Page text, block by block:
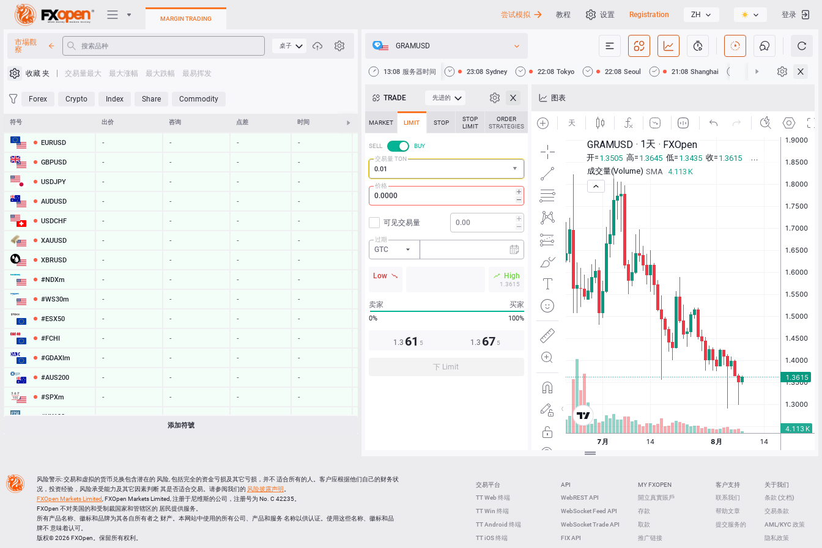
交易平台
Heatmap
MARGIN TRADING 尝试模拟 教程 设置 Registration ZH 登录
市場觀
察
桌子
收藏 夹 交易量最大 最大涨幅 最大跌幅 最易挥发
Forex Crypto Index Share Commodity
符号 出价 咨询 点差 时间 修改
EURUSD - - - -
GBPUSD - - - -
USDJPY - - - -
AUDUSD - - - -
USDCHF - - - -
XAUUSD - - - -
XBRUSD - - - -
#NDXm - - - -
#WS30m - - - -
#ESX50 - - - -
#FCHI - - - -
#GDAXIm - - - -
#AUS200 - - - -
#SPXm - - - -
#UK100
LTCUSD 45.567 45.653 86 13:08:51 -
XRPUSD 1.04105 1.04255 150
ETHUSD 1918.944 1919.386 442 13:08:23 -
添加符號
GRAMUSD
13:08 服务器时间 23:08 Sydney 22:08 Tokyo 22:08 Seoul 21:08 Shanghai 21:08 Hong Kong
TRADE 先进的
MARKET LIMIT STOP
STOP
LIMIT
ORDER
STRATEGIES
SELL
BUY
交易量 TON
价格
可见交易量
过期
GTC
Low High
1.3615
卖家 买家
0% 100%
1.3 61 5 1.3 67 5
下 Limit
图表
交易平台
TT Web 终端
TT Win 终端
TT Android 终端
TT iOS 终端
API
WebREST API
WebSocket Feed API
WebSocket Trade API
FIX API
MY FXOPEN
開立真實賬戶
存款
取款
推广链接
客户支持
联系我们
帮助文章
提交服务的
关于我们
条款 (文档)
交易条款
AML/KYC 政策
隐私政策
风险警示: 交易和虚拟的货币兑换包含潜在的 风险, 包括完全的资金亏损及其它亏损，并不 适合所有的人。客户应根据他们自己的财务状
况，投资经验，风险承受能力及其它因素判断 其是否适合交易。请参阅我们的 风险披露声明
FXOpen Markets Limited , FXOpen Markets Limited, 注册于尼维斯的公司，注册号为 No. C 42235。
FXOpen 不对美国的和受制裁国家和管辖区的 居民提供服务。
所有产品名称、徽标和品牌为其各自所有者之 财产。本网站中使用的所有公司、产品和服务 名称以供认证。使用这些名称、徽标和品
牌不 意味着认可。
版权© 2026 FXOpen。保留所有权利。